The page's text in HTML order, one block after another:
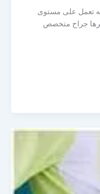
تعمل على مستوى
جراح متخصص